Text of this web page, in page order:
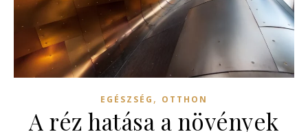
EGÉSZSÉG , OTTHON
A réz hatása a növények